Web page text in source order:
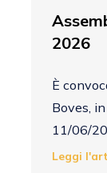
2026
È
Boves,
11/06/
Leggi